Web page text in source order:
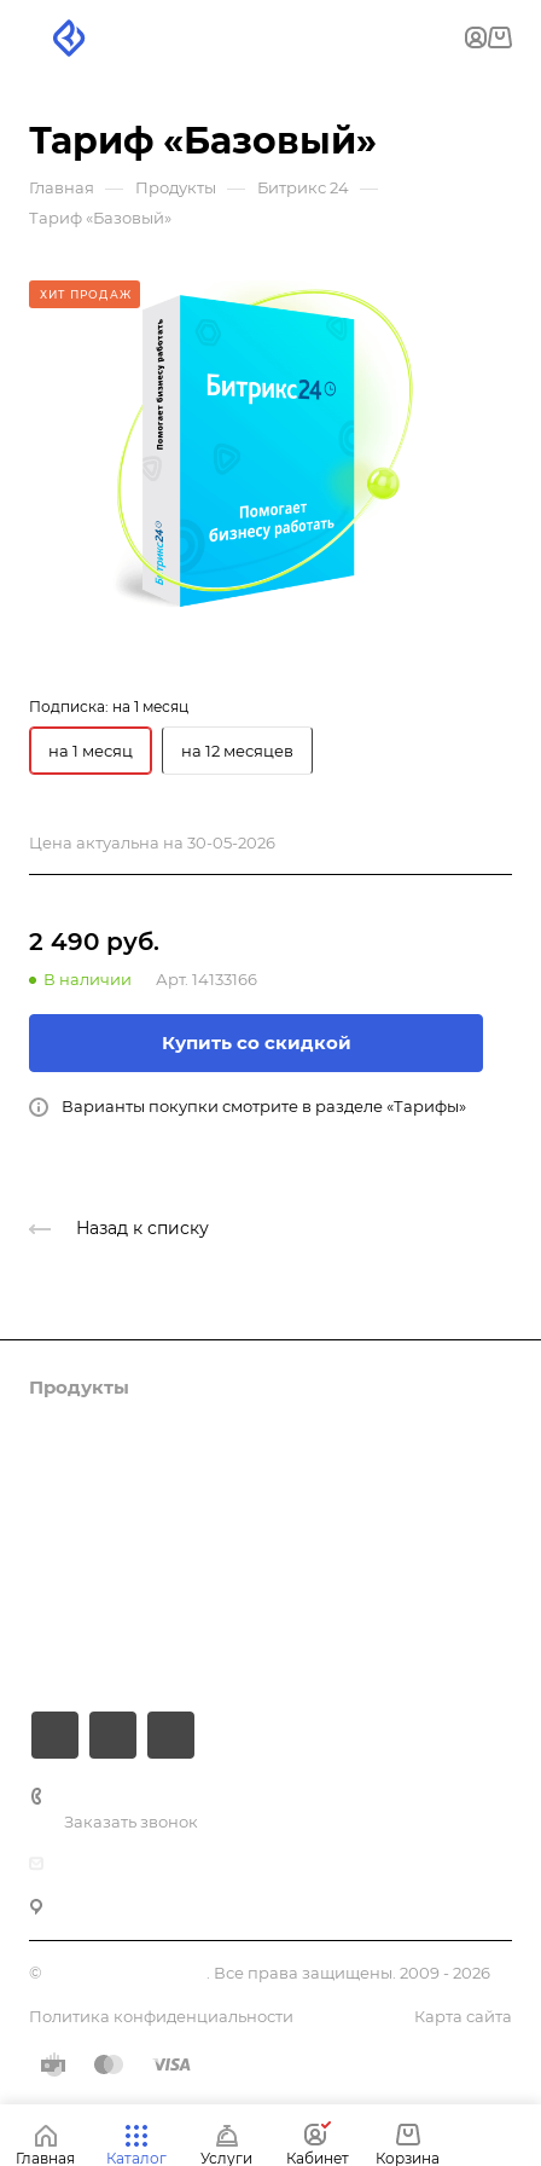
Тариф «Базовый»
Главная — Продукты — Битрикс 24 —
Тариф «Базовый»
ХИТ ПРОДАЖ
Подписка: на 1 месяц
на 1 месяц на 12 месяцев
Цена актуальна на 30-05-2026
2 490 руб.
В наличии Арт. 14133166
Купить со скидкой
Варианты покупки смотрите в разделе «Тарифы»
Назад к списку
Продукты
Заказать звонок
© . Все права защищены. 2009 - 2026
Политика конфиденциальности Карта сайта
Главная Каталог Услуги Кабинет Корзина